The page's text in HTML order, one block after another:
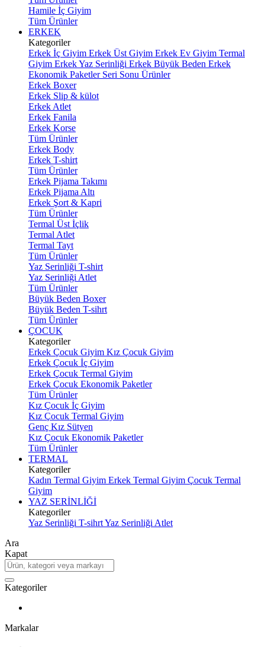
Hamile İç Giyim
Tüm Ürünler
ERKEK
Kategoriler
Erkek İç Giyim Erkek Üst Giyim Erkek Ev Giyim Termal
Giyim Erkek Yaz Serinliği Erkek Büyük Beden Erkek
Ekonomik Paketler Seri Sonu Ürünler
Erkek Boxer
Erkek Slip & külot
Erkek Atlet
Erkek Fanila
Erkek Korse
Tüm Ürünler
Erkek Body
Erkek T-shirt
Tüm Ürünler
Erkek Pijama Takımı
Erkek Pijama Altı
Erkek Şort & Kapri
Tüm Ürünler
Termal Üst İçlik
Termal Atlet
Termal Tayt
Tüm Ürünler
Yaz Serinliği T-shirt
Yaz Serinliği Atlet
Tüm Ürünler
Büyük Beden Boxer
Büyük Beden T-sihrt
Tüm Ürünler
ÇOCUK
Kategoriler
Erkek Çocuk Giyim Kız Çocuk Giyim
Erkek Çocuk İç Giyim
Erkek Çocuk Termal Giyim
Erkek Çocuk Ekonomik Paketler
Tüm Ürünler
Kız Çocuk İç Giyim
Kız Çocuk Termal Giyim
Genç Kız Sütyen
Kız Çocuk Ekonomik Paketler
Tüm Ürünler
TERMAL
Kategoriler
Kadın Termal Giyim Erkek Termal Giyim Çocuk Termal
Giyim
YAZ SERİNLİĞİ
Kategoriler
Yaz Serinliği T-sihrtYaz Serinliği Atlet
Ara
Kapat
Kategoriler
Markalar